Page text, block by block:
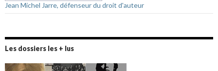
Jean Michel Jarre, défenseur du droit d'auteur
Les dossiers les + lus